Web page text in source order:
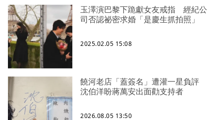
玉澤演巴黎下跪獻女友戒指 經紀公
司否認祕密求婚「是慶生抓拍照」
2025.02.05 15:08
饒河老店「蓋簽名」遭灌一星負評
沈伯洋盼蔣萬安出面勸支持者
2026.08.05 13:50